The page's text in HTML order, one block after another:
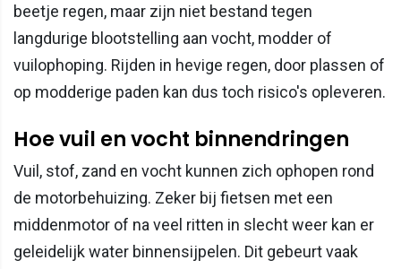
beetje regen, maar zijn niet bestand tegen
langdurige blootstelling aan vocht, modder of
vuilophoping. Rijden in hevige regen, door plassen of
op modderige paden kan dus toch risico's opleveren.
Hoe vuil en vocht binnendringen
Vuil, stof, zand en vocht kunnen zich ophopen rond
de motorbehuizing. Zeker bij fietsen met een
middenmotor of na veel ritten in slecht weer kan er
geleidelijk water binnensijpelen. Dit gebeurt vaak